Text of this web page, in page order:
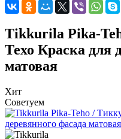
Tikkurila Pika-
Техо Краска для
матовая
Хит
Советуем